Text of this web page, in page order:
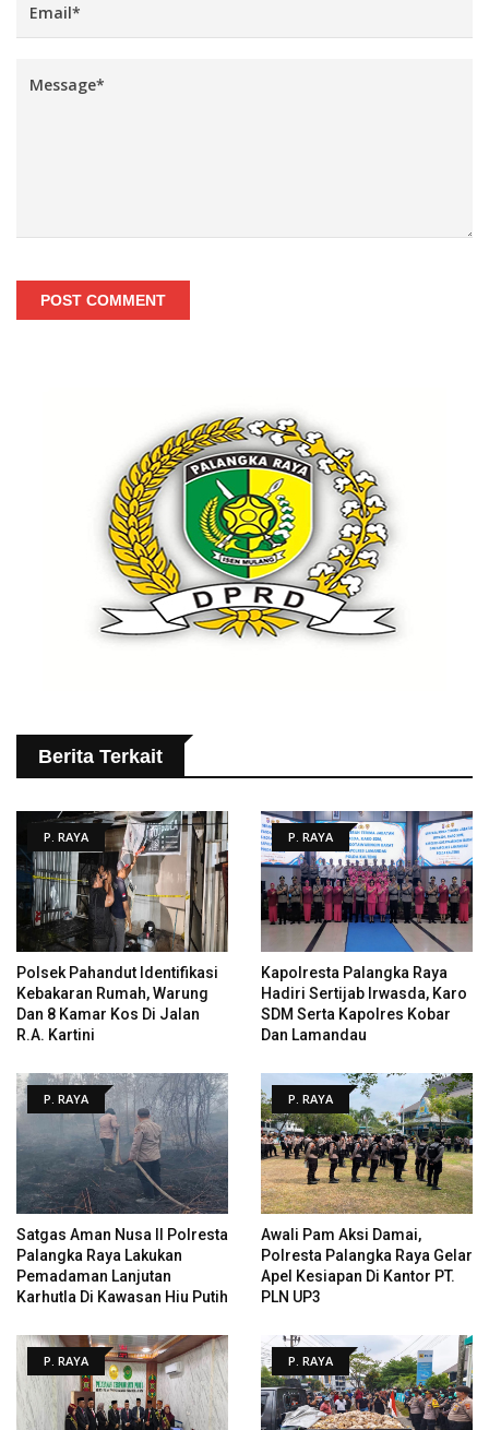
POST COMMENT
Berita Terkait
P. RAYA
Polsek Pahandut Identifikasi
Kebakaran Rumah, Warung
Dan 8 Kamar Kos Di Jalan
R.A. Kartini
P. RAYA
Kapolresta Palangka Raya
Hadiri Sertijab Irwasda, Karo
SDM Serta Kapolres Kobar
Dan Lamandau
P. RAYA
Satgas Aman Nusa II Polresta
Palangka Raya Lakukan
Pemadaman Lanjutan
Karhutla Di Kawasan Hiu Putih
P. RAYA
Awali Pam Aksi Damai,
Polresta Palangka Raya Gelar
Apel Kesiapan Di Kantor PT.
PLN UP3
P. RAYA P. RAYA